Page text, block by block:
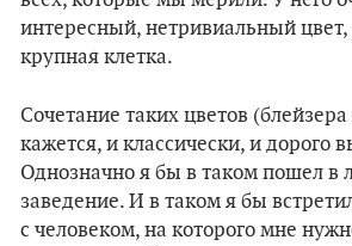
интересный, нетривиальный цвет,
крупная клетка.
Сочетание таких цветов
кажется, и классически, и дорого
Однозначно я бы в таком пошел в
заведение. И в таком я бы
с человеком, на которого мне